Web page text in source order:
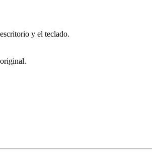
y el teclado.